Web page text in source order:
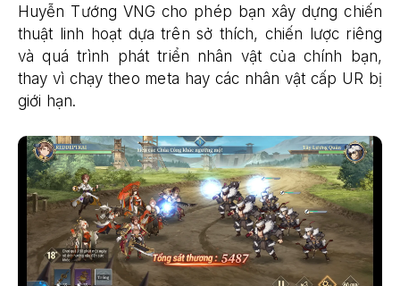
Huyễn Tướng VNG cho phép bạn xây dựng chiến
thuật linh hoạt dựa trên sở thích, chiến lược riêng
và quá trình phát triển nhân vật của chính bạn,
thay vì chạy theo meta hay các nhân vật cấp UR bị
giới hạn.